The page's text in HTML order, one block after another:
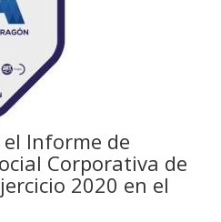
Informe de
Corporativa de
2020 en el